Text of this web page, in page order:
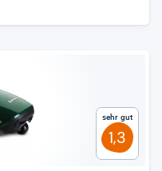
Sehr gut
1,3